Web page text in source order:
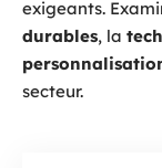
exigeants.
durables, la
secteur.